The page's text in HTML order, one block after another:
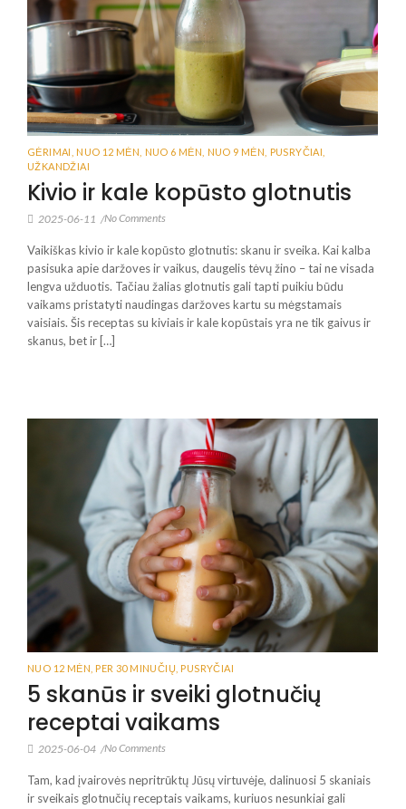
GĖRIMAI NUO 12 MĖN NUO 6 MĖN NUO 9 MĖN PUSRYČIAI
UŽKANDŽIAI
Kivio ir kale kopūsto glotnutis
2025-06-11 /No Comments
Vaikiškas kivio ir kale kopūsto glotnutis: skanu ir sveika. Kai kalba
pasisuka apie daržoves ir vaikus, daugelis tėvų žino – tai ne visada
lengva užduotis. Tačiau žalias glotnutis gali tapti puikiu būdu
vaikams pristatyti naudingas daržoves kartu su mėgstamais
vaisiais. Šis receptas su kiviais ir kale kopūstais yra ne tik gaivus ir
skanus, bet ir […]
NUO 12 MĖN PER 30 MINUČIŲ PUSRYČIAI
5 skanūs ir sveiki glotnučių
receptai vaikams
2025-06-04 /No Comments
Tam, kad įvairovės nepritrūktų Jūsų virtuvėje, dalinuosi 5 skaniais
ir sveikais glotnučių receptais vaikams, kuriuos nesunkiai gali